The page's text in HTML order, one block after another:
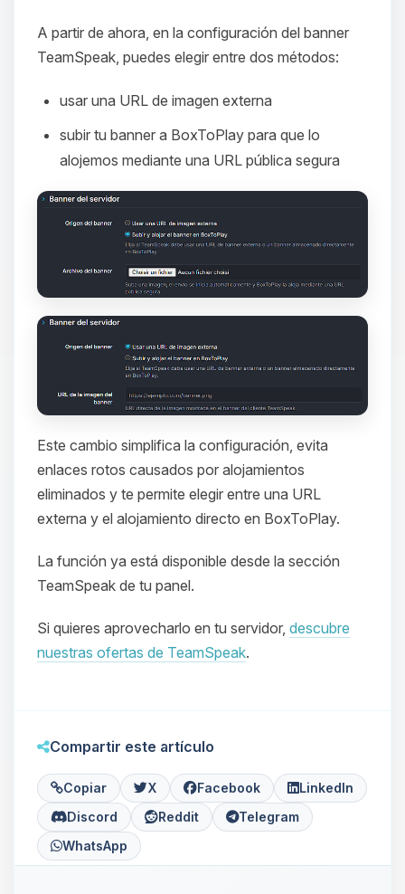
A partir de ahora, en la configuración del banner
TeamSpeak, puedes elegir entre dos métodos:
usar una URL de imagen externa
subir tu banner a BoxToPlay para que lo
alojemos mediante una URL pública segura
Este cambio simplifica la configuración, evita
enlaces rotos causados por alojamientos
eliminados y te permite elegir entre una URL
externa y el alojamiento directo en BoxToPlay.
La función ya está disponible desde la sección
TeamSpeak de tu panel.
Si quieres aprovecharlo en tu servidor, descubre
nuestras ofertas de TeamSpeak.
Compartir este artículo
Copiar X Facebook
LinkedIn
Discord
Reddit
Telegram
WhatsApp
Yupi, por fin alguien con quien
hablar! Soy Choupy, tu pequeno